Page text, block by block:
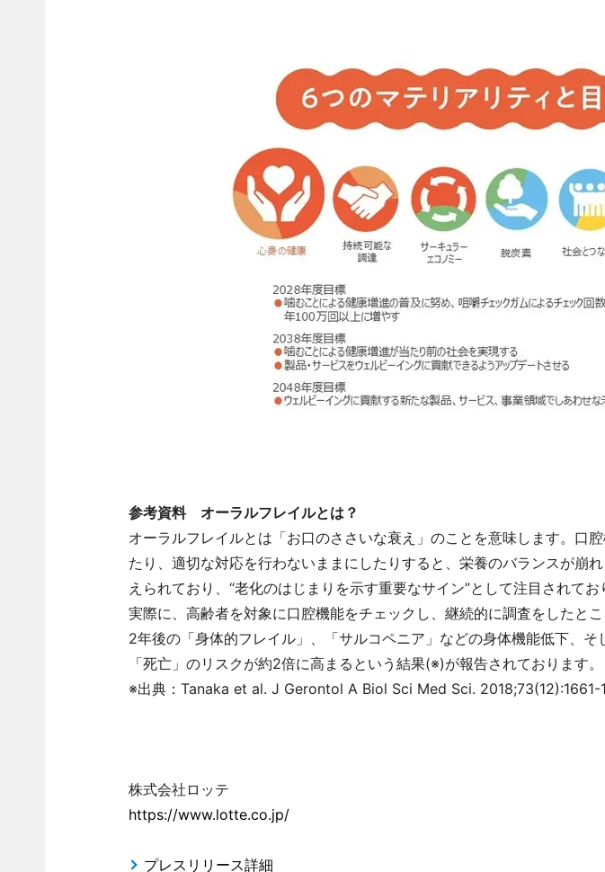
参考資料 オーラルフレイルとは？
オーラルフレイルとは「お口のささいな衰え」のことを意味します。口
たり、適切な対応を行わないままにしたりすると、栄養のバランスが崩
えられており、“老化のはじまりを示す重要なサイン”として注目されてお
実際に、高齢者を対象に口腔機能をチェックし、継続的に調査をしたと
2年後の「身体的フレイル」、「サルコペニア」などの身体機能低下、そ
「死亡」のリスクが約2倍に高まるという結果(※)が報告されております。
※出典：Tanaka et al. J Gerontol A Biol Sci Med Sci. 2018;73(12):1661-
株式会社ロッテ
https://www.lotte.co.jp/
プレスリリース詳細